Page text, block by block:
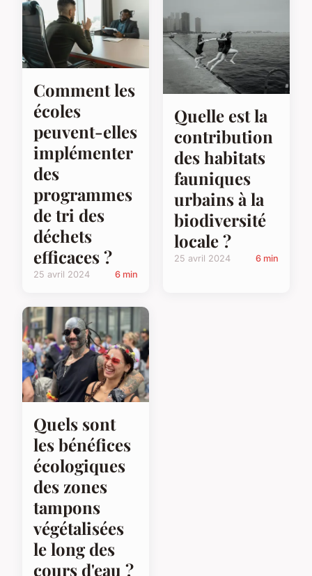
Comment les
écoles
peuvent-elles
implémenter
des
programmes
de tri des
déchets
efficaces ?
25 avril 2024 6 min
Quelle est la
contribution
des habitats
fauniques
urbains à la
biodiversité
locale ?
25 avril 2024 6 min
Quels sont
les bénéfices
écologiques
des zones
tampons
végétalisées
le long des
cours d'eau ?